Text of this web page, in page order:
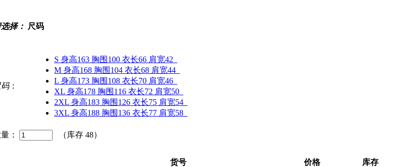
择： 尺码
码：
S 身高163 胸围100 衣长66 肩宽42
M 身高168 胸围104 衣长68 肩宽44
L 身高173 胸围108 衣长70 肩宽46
XL 身高178 胸围116 衣长72 肩宽50
2XL 身高183 胸围126 衣长75 肩宽54
3XL 身高188 胸围136 衣长77 肩宽58
： （库存 48）
货号 价格
库存